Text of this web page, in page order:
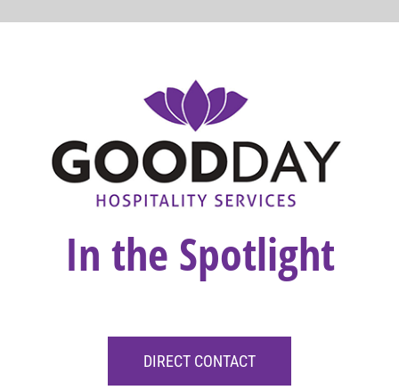
In the Spotlight
DIRECT CONTACT